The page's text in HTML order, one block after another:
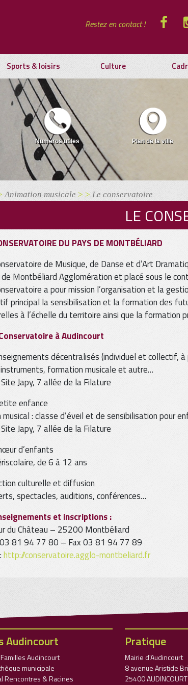
Restez en contact !
Sports & loisirs Culture
Numéros utiles Plan de la ville
Animation musicale > > Le conservatoire
LE
DU PAYS DE MONTBÉLIARD
de Musique, de Danse et d’Art
Montbéliard Agglomération et placé sous le
a pour mission l’organisation et la
principal la sensibilisation et la formation des
à l’échelle du territoire ainsi que la formation
à Audincourt
décentralisés (individuel et collectif, à
formation musicale et autre…
Site Japy, 7 allée de la Filature
enfance
musical : classe d’éveil et de sensibilisation pour
Site Japy, 7 allée de la Filature
d’enfants
de 6 à 12 ans
culturelle et diffusion
spectacles, auditions, conférences…
et inscriptions :
du Château – 25200 Montbéliard
03 81 94 77 80 – Fax 03 81 94 77 89
http://conservatoire.agglo-montbeliard.fr
Audincourt
Audincourt
municipale
Rencontres & Racines
Pratique
Mairie d'Audincourt
8 avenue Aristide
25400 AUDINCOURT